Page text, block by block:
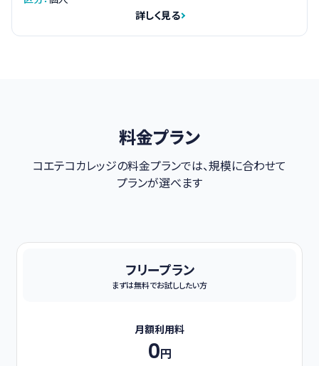
詳しく見る
料金プラン
コエテコカレッジの料金プランでは、規模に合わせて
プランが選べます
フリープラン
まずは無料でお試ししたい方
月額利用料
0円